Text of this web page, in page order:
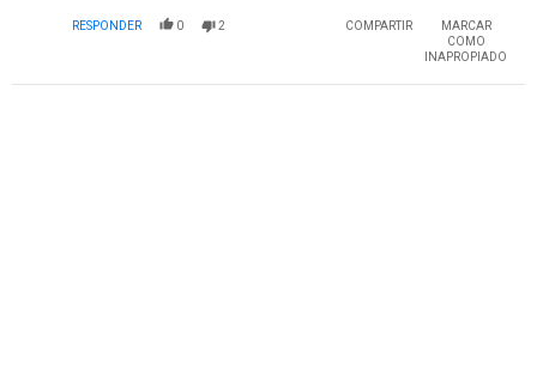
POR LO MENOS INDICO QUE GALLARDO ES EL MAXIMO
RESPONSABLE DE LO MAL QUE JUEGA RIVER...PERO VOS
RESPONDER 0 2 COMPARTIR
MARCAR
COMO
INAPROPIADO